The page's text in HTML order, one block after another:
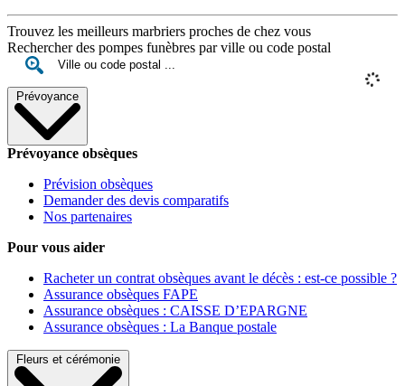
Trouvez les meilleurs marbriers proches de chez vous
Rechercher des pompes funèbres par ville ou code postal
Prévoyance
Prévoyance obsèques
Prévision obsèques
Demander des devis comparatifs
Nos partenaires
Pour vous aider
Racheter un contrat obsèques avant le décès : est-ce possible ?
Assurance obsèques FAPE
Assurance obsèques : CAISSE D’EPARGNE
Assurance obsèques : La Banque postale
Fleurs et cérémonie